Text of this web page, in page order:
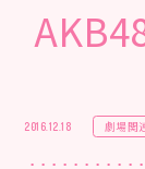
2016.12.18 劇場関